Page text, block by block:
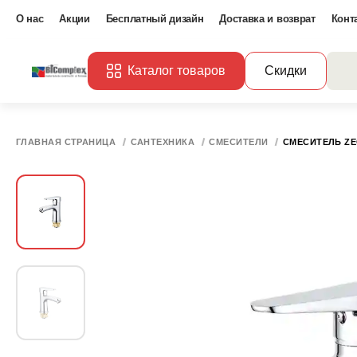
О нас Акции Бесплатный дизайн Доставка и возврат
Каталог товаров Скидки
ГЛАВНАЯ СТРАНИЦА САНТЕХНИКА СМЕСИТЕЛИ СМЕСИТЕЛЬ